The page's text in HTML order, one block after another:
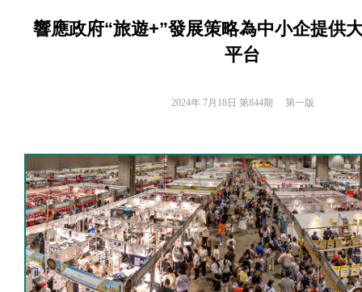
響應政府“旅遊+”發展策略為中小企提供
平台
2024年 7月18日 第844期 第一版